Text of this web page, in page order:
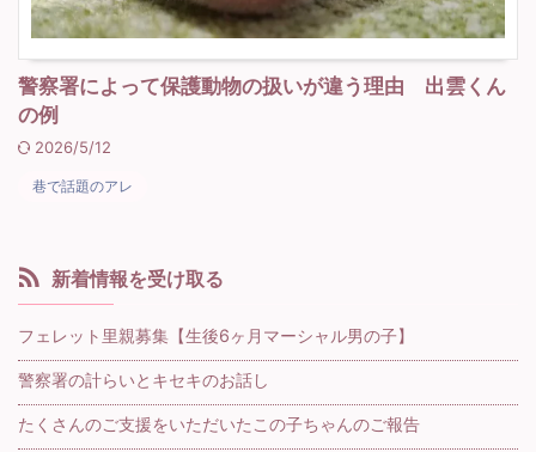
警察署によって保護動物の扱いが違う理由 出雲くん
の例
2026/5/12
巷で話題のアレ
新着情報を受け取る
フェレット里親募集【生後6ヶ月マーシャル男の子】
警察署の計らいとキセキのお話し
たくさんのご支援をいただいたこの子ちゃんのご報告